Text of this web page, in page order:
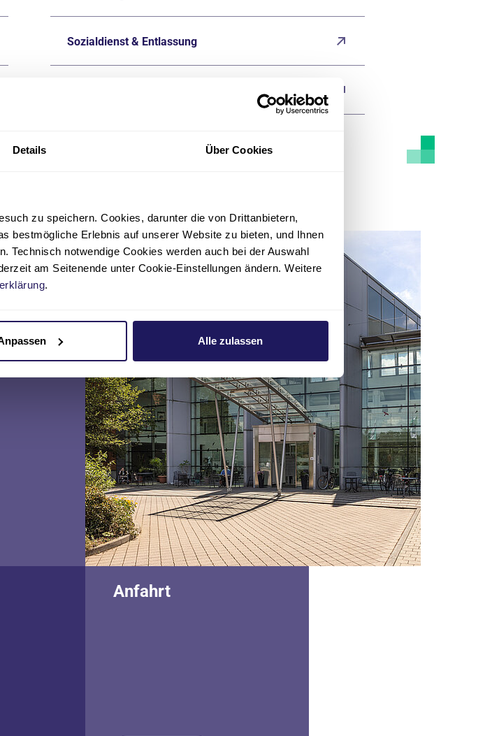
Details Über Cookies
zu speichern. Cookies, darunter die von Drittanbietern,
bestmögliche Erlebnis auf unserer Website zu bieten, und Ihnen
Technisch notwendige Cookies werden auch bei der Auswahl
am Seitenende unter Cookie-Einstellungen ändern. Weitere
.
Alle zulassen
Sozialdienst & Entlassung
Anfahrt